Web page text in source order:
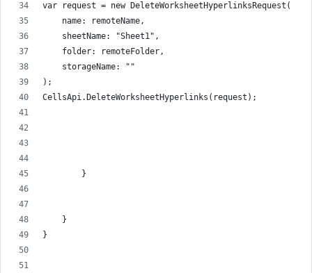
var request = new DeleteWorksheetHyperlinksRequest(
    name: remoteName,
    sheetName: "Sheet1",
    folder: remoteFolder,
    storageName: ""
);
CellsApi.DeleteWorksheetHyperlinks(request);
        }
    }
}